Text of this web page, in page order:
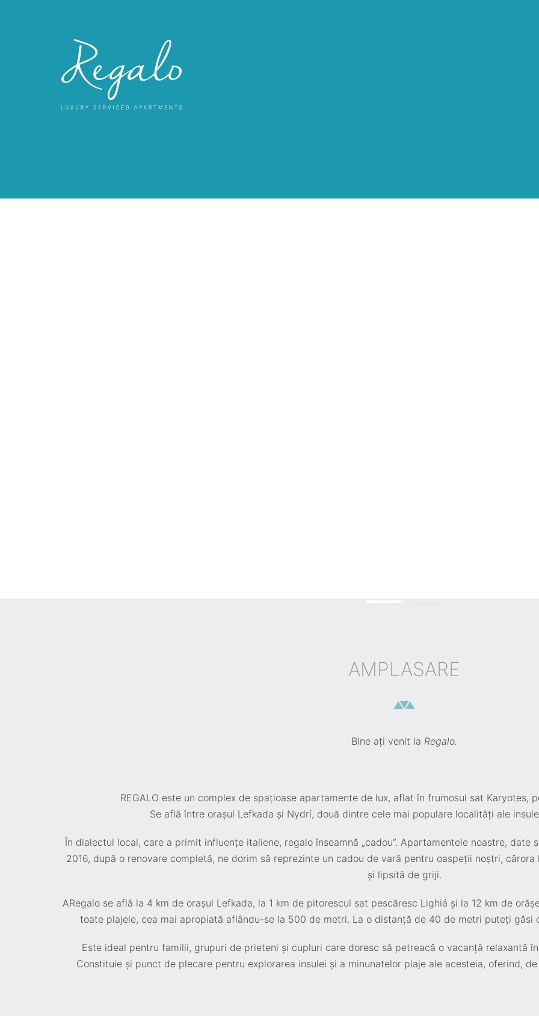
Πόρτο Κατσίκι
AMPLASARE
Bine ați venit la Regalo.
REGALO este un complex de spațioase apartamente de lux, aflat în frumosul sat Karyotes,
Se află între orașul Lefkada și Nydrí, două dintre cele mai populare localități ale
În dialectul local, care a primit influențe italiene, regalo înseamnă „cadou”. Apartamentele noastre,
2016, după o renovare completă, ne dorim să reprezinte un cadou de vară pentru oaspeții noștri,
și lipsită de griji.
ΑRegalo se află la 4 km de orașul Lefkada, la 1 km de pitorescul sat pescăresc Lighiá și la 12 km de
toate plajele, cea mai apropiată aflându-se la 500 de metri. La o distanță de 40 de metri puteți găsi
Este ideal pentru familii, grupuri de prieteni și cupluri care doresc să petreacă o vacanță relaxantă
Constituie și punct de plecare pentru explorarea insulei și a minunatelor plaje ale acesteia, oferind,